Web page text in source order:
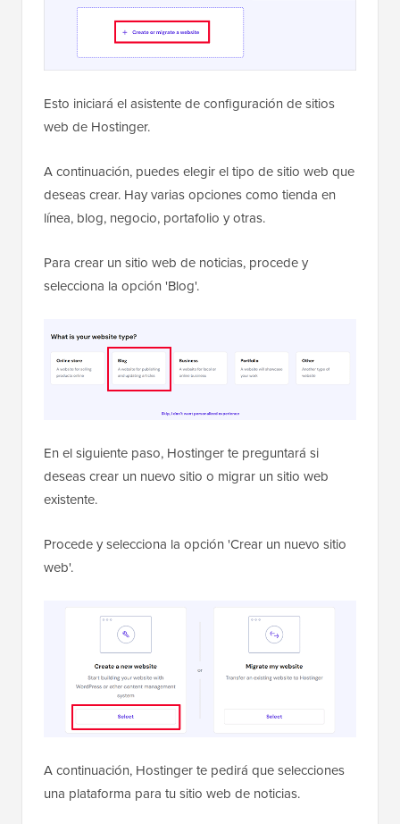
Esto iniciará el asistente de configuración de sitios
web de Hostinger.
A continuación, puedes elegir el tipo de sitio web que
deseas crear. Hay varias opciones como tienda en
línea, blog, negocio, portafolio y otras.
Para crear un sitio web de noticias, procede y
selecciona la opción 'Blog'.
En el siguiente paso, Hostinger te preguntará si
deseas crear un nuevo sitio o migrar un sitio web
existente.
Procede y selecciona la opción 'Crear un nuevo sitio
web'.
A continuación, Hostinger te pedirá que selecciones
una plataforma para tu sitio web de noticias.